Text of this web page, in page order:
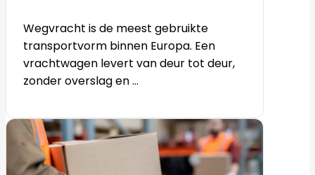
Wegvracht is de meest gebruikte
transportvorm binnen Europa. Een
vrachtwagen levert van deur tot deur,
zonder overslag en ...